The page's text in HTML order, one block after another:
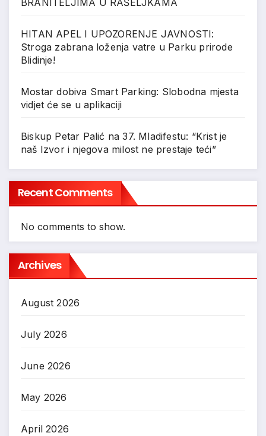
HITAN APEL I UPOZORENJE JAVNOSTI:
Stroga zabrana loženja vatre u Parku prirode
Blidinje!
Mostar dobiva Smart Parking: Slobodna mjesta
vidjet će se u aplikaciji
Biskup Petar Palić na 37. Mladifestu: “Krist je
naš Izvor i njegova milost ne prestaje teći”
Recent Comments
No comments to show.
Archives
August 2026
July 2026
June 2026
May 2026
April 2026